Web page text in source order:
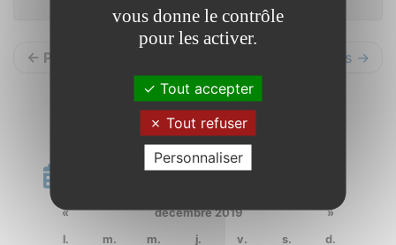
← Précédents Suivants →
Calendrier
« décembre 2019
»
l.
m. m. j. v. s. d.
vous donne le contrôle
pour les activer.
Tout accepter
Tout refuser
Personnaliser